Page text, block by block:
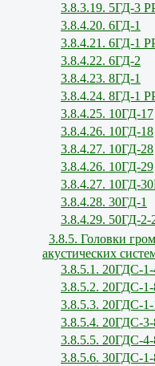
3.8.3.19. 5ГД-3
3.8.4.20. 6ГД-1
3.8.4.21. 6ГД-1
3.8.4.22. 6ГД-2
3.8.4.23. 8ГД-1
3.8.4.24. 8ГД-1
3.8.4.25. 10ГД-17
3.8.4.26. 10ГД-18
3.8.4.27. 10ГД-28
3.8.4.26. 10ГД-29
3.8.4.27. 10ГД-
3.8.4.28. 30ГД-1
3.8.4.29. 50ГД-2-
3.8.5. Головки
акустических
3.8.5.1. 20ГДС-
3.8.5.2. 20ГДС-
3.8.5.3. 20ГДС-
3.8.5.4. 20ГДС-
3.8.5.5. 20ГДС-
3.8.5.6. 30ГДС-